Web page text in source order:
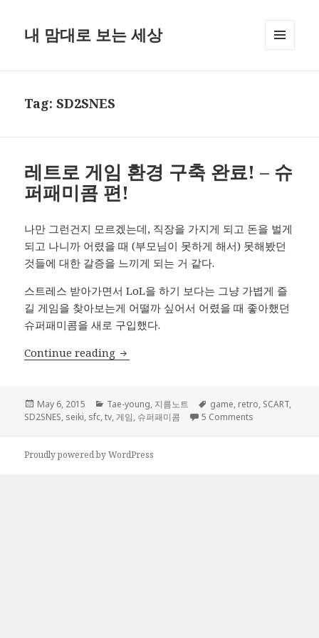
내 맘대로 보는 세상
Tag:SD2SNES
레트로 게임 환경 구축 완료! – 슈
퍼패미콤 편!
나만 그런건지 모르겠는데, 직장을 가지게 되고 돈을 벌게
되고 나니까 어렸을 때 (부모님이 못하게 해서) 못해봤던
것들에 대한 갈증을 느끼게 되는 거 같다.
스트레스 받아가면서 LoL을 하기 보다는 그냥 가볍게 즐
길 게임을 찾아보는게 어떨까 싶어서 어렸을 때 좋아했던
슈퍼패미콤을 새로 구입했다.
Continue reading 레트로 게임 환경 구축 완료! – 슈퍼패미콤
Posted
on
May 6, 2015 Categories
Tae-young, 지름노트 Tags
game, retro, SCART,
SD2SNES, seiki, sfc,tv,게임, 슈퍼패미콤 5 Comments
Proudly powered by WordPress